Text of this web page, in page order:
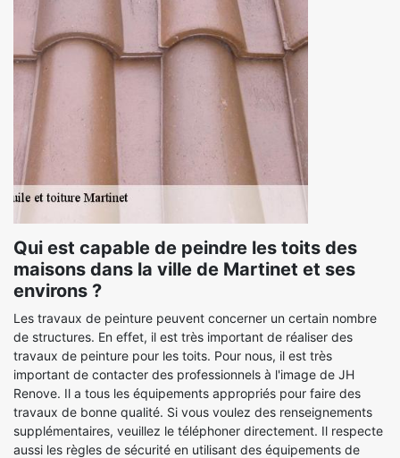
Qui est capable de peindre les toits des
maisons dans la ville de Martinet et ses
environs ?
Les travaux de peinture peuvent concerner un certain nombre
de structures. En effet, il est très important de réaliser des
travaux de peinture pour les toits. Pour nous, il est très
important de contacter des professionnels à l'image de JH
Renove. Il a tous les équipements appropriés pour faire des
travaux de bonne qualité. Si vous voulez des renseignements
supplémentaires, veuillez le téléphoner directement. Il respecte
aussi les règles de sécurité en utilisant des équipements de